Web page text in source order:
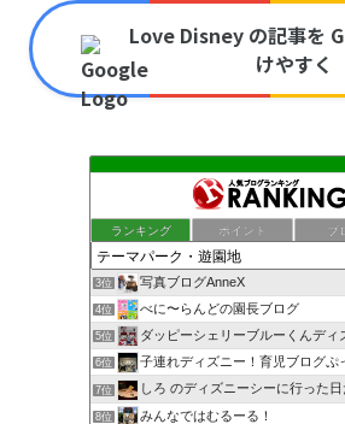
Love Disney の記事を
けやすく
ランキング ポイント ブ
3位 写真ブログAnneX
4位 べに〜らんどの園長ブログ
5位 ダッピーシェリーブルーくんディズニーダ
6位 子連れディズニー！育児ブログぷ
7位 しろ のディズニーシーに行った
8位 みんなではむるーる！